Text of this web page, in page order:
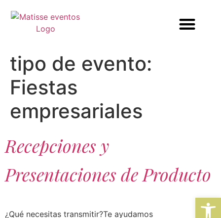
Abrir
tipo de evento:
Fiestas
empresariales
Recepciones y
Presentaciones de Producto
¿Qué necesitas transmitir?Te ayudamos